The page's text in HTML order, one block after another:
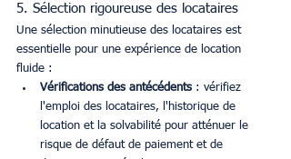
5. Sélection rigoureuse des locataires
Une sélection minutieuse des locataires est
essentielle pour une expérience de location
fluide :
Vérifications des antécédents : vérifiez
l'emploi des locataires, l'historique de
location et la solvabilité pour atténuer le
risque de défaut de paiement et de